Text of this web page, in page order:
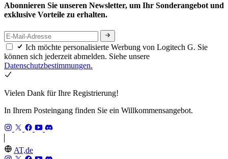
Abonnieren Sie unseren Newsletter, um Ihr Sonderangebot und
exklusive Vorteile zu erhalten.
Ich möchte personalisierte Werbung von Logitech G. Sie
können sich jederzeit abmelden. Siehe unsere
Datenschutzbestimmungen.
Vielen Dank für Ihre Registrierung!
In Ihrem Posteingang finden Sie ein Willkommensangebot.
AT,de